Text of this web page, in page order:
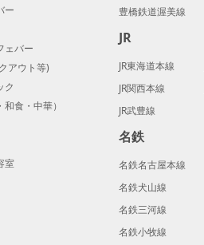
ー
ェバー
アウト等)
ク
食・中華）
室
豊橋鉄道渥美線
JR
JR東海道本線
JR関西本線
JR武豊線
名鉄
名鉄名古屋本線
名鉄犬山線
名鉄三河線
名鉄小牧線